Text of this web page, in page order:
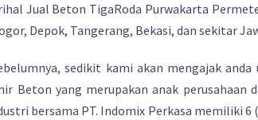
Jual Beton TigaRoda Purwakarta
Depok, Tangerang, Bekasi, dan sekitar
sedikit kami akan mengajak
Beton yang merupakan anak perusahaan
bersama PT. Indomix Perkasa memiliki